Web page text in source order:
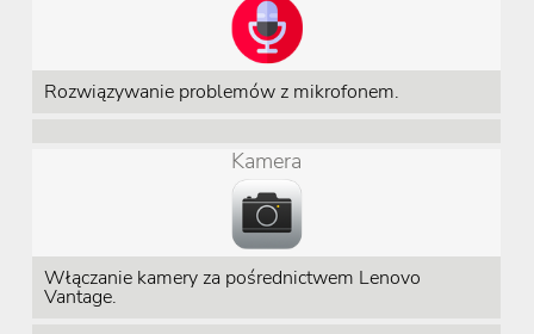
Rozwiązywanie problemów z mikrofonem.
Kamera
Włączanie kamery za pośrednictwem Lenovo
Vantage.